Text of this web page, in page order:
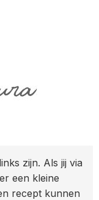
zijn. Als jij via
een kleine
recept kunnen